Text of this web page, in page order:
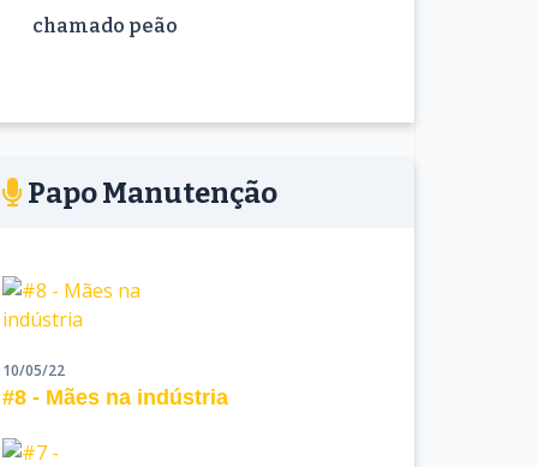
chamado peão
Papo Manutenção
10/05/22
#8 - Mães na indústria